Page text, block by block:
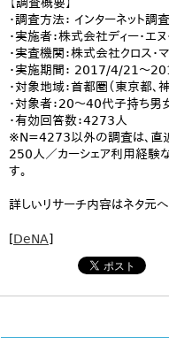
・調査方法： インターネット調査
・実施者：株式会社ディー・エヌ
・実査機関：株式会社クロス・
・実施期間： 2017/4/21～
・対象地域：首都圏（東京都、
・対象者：20～40代子持ち男
・有効回答数：4273人
※N=4273以外の調査は、直
250人／カーシェア利用経験
す。
詳しいリサーチ内容はネタ元へ
[DeNA]